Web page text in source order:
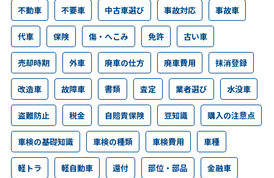
不動車 不要車 中古車選び 事故対応 事故車
代車 保険 傷・へこみ 免許 古い車
売却時期 外車 廃車の仕方 廃車費用 抹消登録
改造車 故障車 書類 査定 業者選び 水没車
盗難防止 税金 自賠責保険 豆知識 購入の注意点
車検の基礎知識 車検の種類 車検費用 車種
軽トラ 軽自動車 還付 部位・部品 金融車